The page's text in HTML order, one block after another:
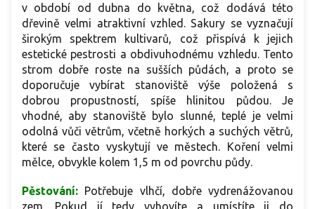
v období od dubna do května, což dodává této
dřevině velmi atraktivní vzhled. Sakury se vyznačují
širokým spektrem kultivarů, což přispívá k jejich
estetické pestrosti a obdivuhodnému vzhledu. Tento
strom dobře roste na sušších půdách, a proto se
doporučuje vybírat stanoviště výše položená s
dobrou propustností, spíše hlinitou půdou. Je
vhodné, aby stanoviště bylo slunné, teplé je velmi
odolná vůči větrům, včetně horkých a suchých větrů,
které se často vyskytují ve městech. Koření velmi
mělce, obvykle kolem 1,5 m od povrchu půdy.
Pěstování: Potřebuje vlhčí, dobře vydrenážovanou
zem. Pokud jí tedy vyhovíte a umístíte ji do